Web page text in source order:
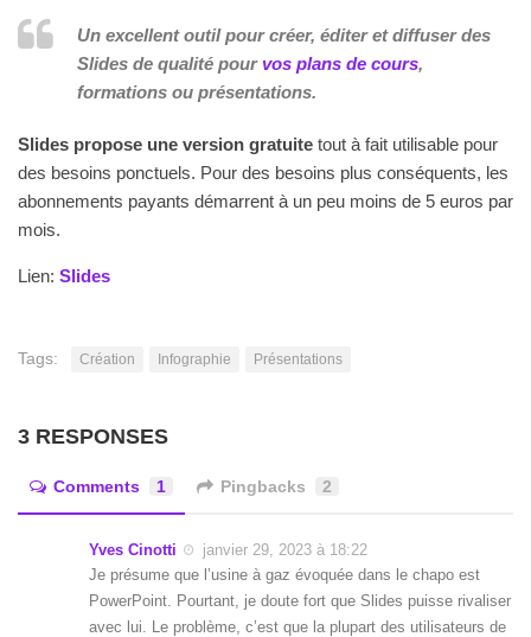
Un excellent outil pour créer, éditer et diffuser des
Slides de qualité pourvos plans de cours,
formations ou présentations.
Slides propose une version gratuite tout à fait utilisable pour
des besoins ponctuels. Pour des besoins plus conséquents, les
abonnements payants démarrent à un peu moins de 5 euros par
mois.
Lien: Slides
Tags: Création Infographie Présentations
3 RESPONSES
Comments 1 Pingbacks 2
Yves Cinotti
janvier 29, 2023 à 18:22
Je présume que l’usine à gaz évoquée dans le chapo est
PowerPoint. Pourtant, je doute fort que Slides puisse rivaliser
avec lui. Le problème, c’est que la plupart des utilisateurs de